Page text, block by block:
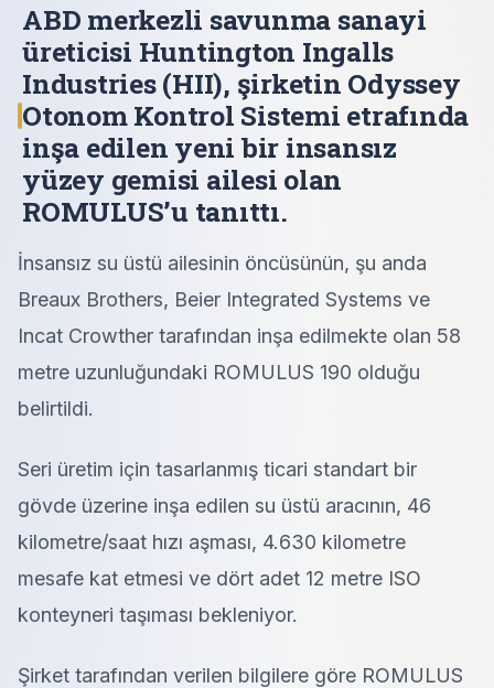
ABD merkezli savunma sanayi
üreticisi Huntington Ingalls
Industries (HII), şirketin Odyssey
Otonom Kontrol Sistemi etrafında
inşa edilen yeni bir insansız
yüzey gemisi ailesi olan
ROMULUS’u tanıttı.
İnsansız su üstü ailesinin öncüsünün, şu anda
Breaux Brothers, Beier Integrated Systems ve
Incat Crowther tarafından inşa edilmekte olan 58
metre uzunluğundaki ROMULUS 190 olduğu
belirtildi.
Seri üretim için tasarlanmış ticari standart bir
gövde üzerine inşa edilen su üstü aracının, 46
kilometre/saat hızı aşması, 4.630 kilometre
mesafe kat etmesi ve dört adet 12 metre ISO
konteyneri taşıması bekleniyor.
Şirket tarafından verilen bilgilere göre ROMULUS